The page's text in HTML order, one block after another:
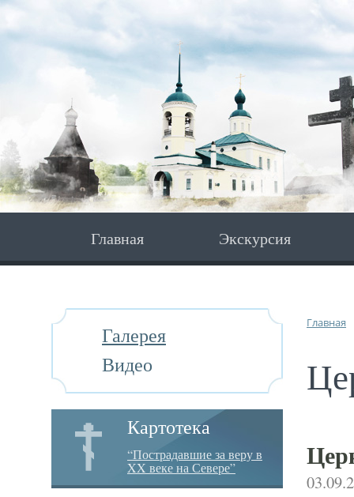
Главная Экскурсия
Галерея
Видео
Картотека
“Пострадавшие за веру в
XX веке на Севере”
Главная